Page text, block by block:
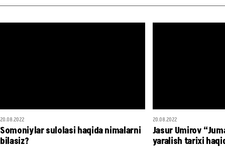
20.08.2022
Somoniylar sulolasi haqida nimalarni
bilasiz?
20.08.2022
Jasur Umirov
yaralish tarixi